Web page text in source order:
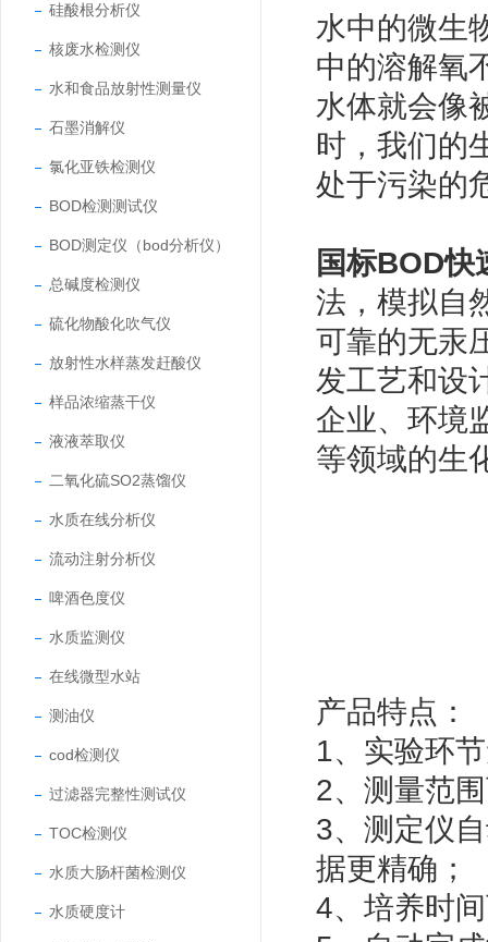
硅酸根分析仪
核废水检测仪
水和食品放射性测量仪
石墨消解仪
氯化亚铁检测仪
BOD检测测试仪
BOD测定仪（bod分析仪）
总碱度检测仪
硫化物酸化吹气仪
放射性水样蒸发赶酸仪
样品浓缩蒸干仪
液液萃取仪
二氧化硫SO2蒸馏仪
水质在线分析仪
流动注射分析仪
啤酒色度仪
水质监测仪
在线微型水站
测油仪
cod检测仪
过滤器完整性测试仪
TOC检测仪
水质大肠杆菌检测仪
水质硬度计
水中的微生
中的溶解氧
水体就会像
时，我们的
处于污染的
国标BOD快
法，模拟自
可靠的无汞
发工艺和设
企业、环境
等领域的生
产品特点：
1、实验环
2、测量范
3、测定仪
据更精确；
4、培养时